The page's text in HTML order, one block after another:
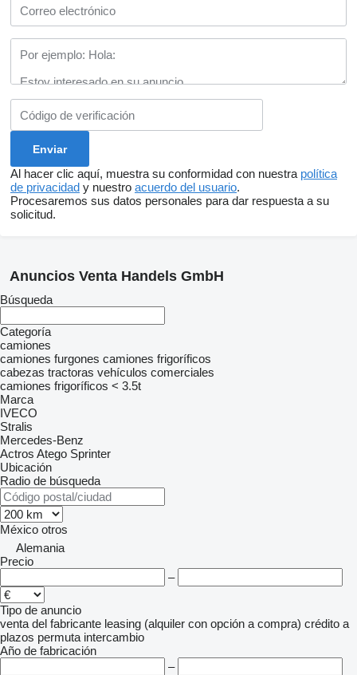
Al hacer clic aquí, muestra su conformidad con nuestra política
de privacidad y nuestro acuerdo del usuario.
Procesaremos sus datos personales para dar respuesta a su
solicitud.
Anuncios Venta Handels GmbH
Búsqueda
Categoría
camiones
camiones furgones camiones frigoríficos
cabezas tractoras vehículos comerciales
camiones frigoríficos < 3.5t
Marca
IVECO
Stralis
Mercedes-Benz
Actros Atego Sprinter
Ubicación
Radio de búsqueda
México otros
Alemania
Precio
–
Tipo de anuncio
venta del fabricante leasing (alquiler con opción a compra) crédito a
plazos permuta intercambio
Año de fabricación
–